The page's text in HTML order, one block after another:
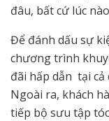
đâu, bất cứ lúc
Để đánh dấu sự
chương trình
đãi hấp dẫn tại cả
Ngoài ra, khách
tiếp bộ sưu tập